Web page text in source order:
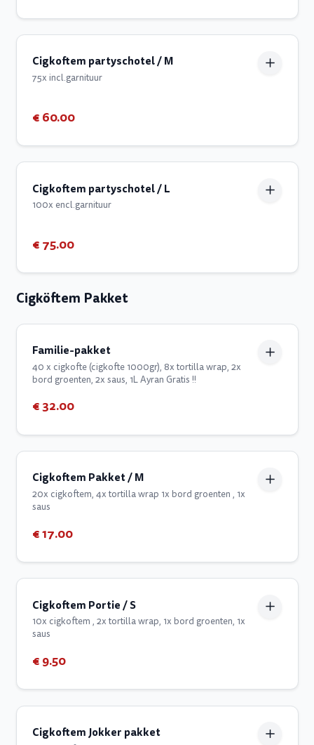
Cigkoftem partyschotel / M
75x incl.garnituur
€ 60.00
Cigkoftem partyschotel / L
100x encl.garnituur
€ 75.00
Cigköftem Pakket
Familie-pakket
40 x cigkofte (cigkofte 1000gr), 8x tortilla wrap, 2x
bord groenten, 2x saus, 1L Ayran Gratis !!
€ 32.00
Cigkoftem Pakket / M
20x cigkoftem, 4x tortilla wrap 1x bord groenten , 1x
saus
€ 17.00
Cigkoftem Portie / S
10x cigkoftem , 2x tortilla wrap, 1x bord groenten, 1x
saus
€ 9.50
Cigkoftem Jokker pakket